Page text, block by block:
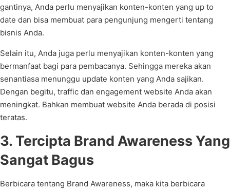
gantinya, Anda perlu menyajikan konten-konten yang up to
date dan bisa membuat para pengunjung mengerti tentang
bisnis Anda.
Selain itu, Anda juga perlu menyajikan konten-konten yang
bermanfaat bagi para pembacanya. Sehingga mereka akan
senantiasa menunggu update konten yang Anda sajikan.
Dengan begitu, traffic dan engagement website Anda akan
meningkat. Bahkan membuat website Anda berada di posisi
teratas.
3. Tercipta Brand Awareness Yang
Sangat Bagus
Berbicara tentang Brand Awareness, maka kita berbicara